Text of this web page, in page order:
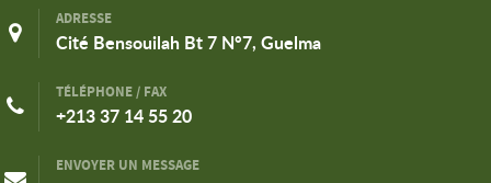
ADRESSE
Cité Bensouilah Bt 7 N°7, Guelma
TÉLÉPHONE / FAX
+213 37 14 55 20
ENVOYER UN MESSAGE